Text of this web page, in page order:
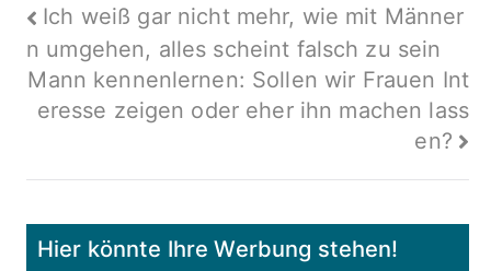
Beitragsnavigation
Ich weiß gar nicht mehr, wie mit Männer
n umgehen, alles scheint falsch zu sein
Mann kennenlernen: Sollen wir Frauen Int
eresse zeigen oder eher ihn machen lass
en?
Hier könnte Ihre Werbung stehen!